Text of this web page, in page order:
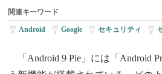
関連キーワード
Android Google セキュリティ
「Android 9 Pie」には「Android